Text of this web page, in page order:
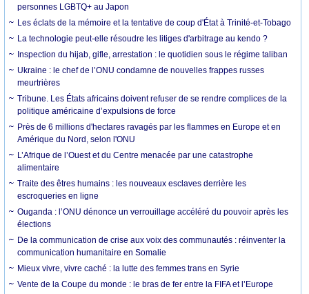
personnes LGBTQ+ au Japon
Les éclats de la mémoire et la tentative de coup d'État à Trinité-et-Tobago
La technologie peut-elle résoudre les litiges d'arbitrage au kendo ?
Inspection du hijab, gifle, arrestation : le quotidien sous le régime taliban
Ukraine : le chef de l’ONU condamne de nouvelles frappes russes
meurtrières
Tribune. Les États africains doivent refuser de se rendre complices de la
politique américaine d’expulsions de force
Près de 6 millions d'hectares ravagés par les flammes en Europe et en
Amérique du Nord, selon l'ONU
L’Afrique de l’Ouest et du Centre menacée par une catastrophe
alimentaire
Traite des êtres humains : les nouveaux esclaves derrière les
escroqueries en ligne
Ouganda : l’ONU dénonce un verrouillage accéléré du pouvoir après les
élections
De la communication de crise aux voix des communautés : réinventer la
communication humanitaire en Somalie
Mieux vivre, vivre caché : la lutte des femmes trans en Syrie
Vente de la Coupe du monde : le bras de fer entre la FIFA et l’Europe